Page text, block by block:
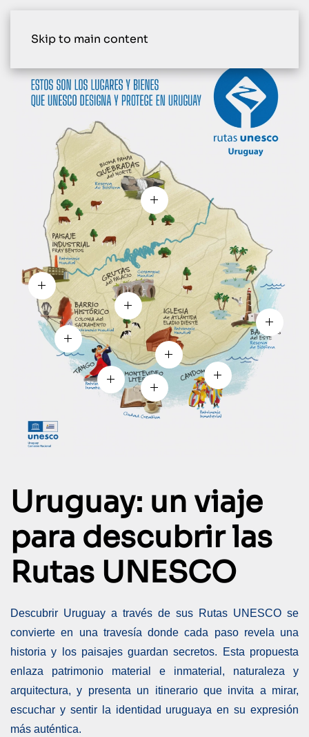
Skip to main content
Uruguay: un viaje
para descubrir las
Rutas UNESCO
Descubrir Uruguay a través de sus Rutas UNESCO se
convierte en una travesía donde cada paso revela una
historia y los paisajes guardan secretos. Esta propuesta
enlaza patrimonio material e inmaterial, naturaleza y
arquitectura, y presenta un itinerario que invita a mirar,
escuchar y sentir la identidad uruguaya en su expresión
más auténtica.